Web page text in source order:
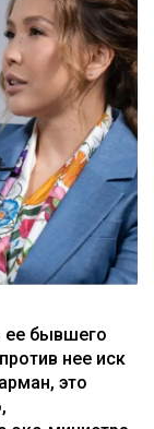
ее бывшего
нее иск
это